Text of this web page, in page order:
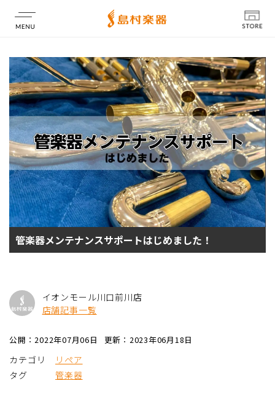
店舗情報
管楽器メンテナンスサポートはじめました！
イオンモール川口前川店
店舗記事一覧
公開：2022年07月06日 更新：2023年06月18日
カテゴリ
リペア
タグ
管楽器